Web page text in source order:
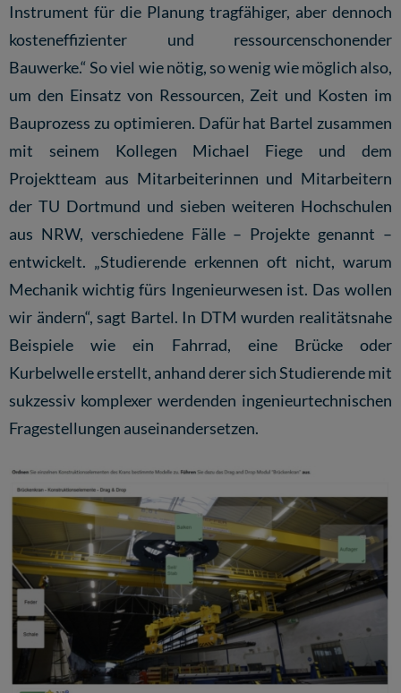
Instrument für die Planung tragfähiger, aber dennoch
kosteneffizienter und ressourcenschonender
Bauwerke.“ So viel wie nötig, so wenig wie möglich also,
um den Einsatz von Ressourcen, Zeit und Kosten im
Bauprozess zu optimieren. Dafür hat Bartel zusammen
mit seinem Kollegen Michael Fiege und dem
Projektteam aus Mitarbeiterinnen und Mitarbeitern
der TU Dortmund und sieben weiteren Hochschulen
aus NRW, verschiedene Fälle – Projekte genannt –
entwickelt. „Studierende erkennen oft nicht, warum
Mechanik wichtig fürs Ingenieurwesen ist. Das wollen
wir ändern“, sagt Bartel. In DTM wurden realitätsnahe
Beispiele wie ein Fahrrad, eine Brücke oder
Kurbelwelle erstellt, anhand derer sich Studierende mit
sukzessiv komplexer werdenden ingenieurtechnischen
Fragestellungen auseinandersetzen.